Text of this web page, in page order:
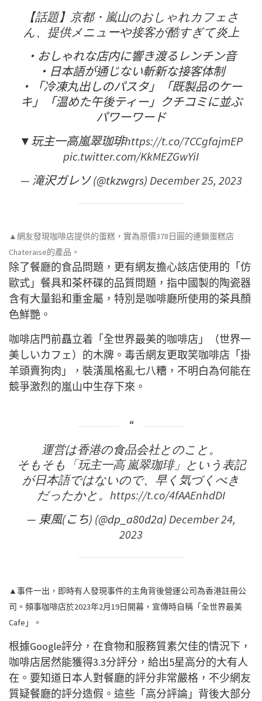
【話題】京都・嵐山のおしゃれカフェさ
ん、提供メニューや接客が酷すぎて炎上
・おしゃれな店内に響き渡るレンチン音
・日本語が通じない斬新な接客体制
・「冷凍丸出しのパスタ」「既製品のケー
キ」「温めた午後ティー」クチコミに並ぶ
パワーワード
▼玩主一高嵐翠珈琲https://t.co/7CCgfajmEP
pic.twitter.com/KkMEZGwYiI
— 滝沢ガレソ (@tkzwgrs)December 25, 2023
▲網友發現咖啡店提供的蛋糕，實為原價378日圓的連鎖蛋糕店
Chateraise的產品。
除了餐廳的食品問題，更有網友擔心該店使用的「仿
歐式」餐具和茶杯碟的品質問題，指中國製的陶瓷器
含有大量鉛和重金屬，特別是咖啡廳所使用的茶具顏
色鮮艷。
咖啡店門前矗立着「全世界最美的咖啡店」（世界一
美しいカフェ）的木牌。毒舌網友更取笑咖啡店「掛
羊頭賣狗肉」，裝潢風格亂七八糟，不明白為何能在
競爭激烈的嵐山中生存下來。
運営は香港の食品会社とのこと。
そもそも「玩主一高 嵐翠珈琲」という表記
が日本語ではないので、早く気づくべき
だったかと。 https://t.co/4fAAEnhdDI
— 東風(こち) (@dp_a80d2a)December 24,
2023
▲事件一出，即時有人發現事件的主角背後營運公司為香港註冊公
司。頻事咖啡店於2023年2月19日開幕，宣傳時自稱「全世界最美
Cafe」。
根據Google評分，在食物和服務質素欠佳的情況下，
咖啡店居然能獲得3.3分評分，給出5星高分的大有人
在。要知道日本人對餐廳的評分非常嚴格，不少網友
質疑餐廳的評分造假。這些「高分評論」背後大部分